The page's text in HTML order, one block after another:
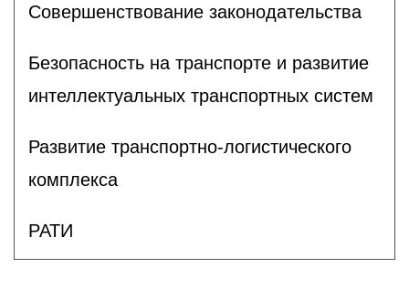
Совершенствование законодательства
Безопасность на транспорте и развитие
интеллектуальных транспортных систем
Развитие транспортно-логистического
комплекса
РАТИ